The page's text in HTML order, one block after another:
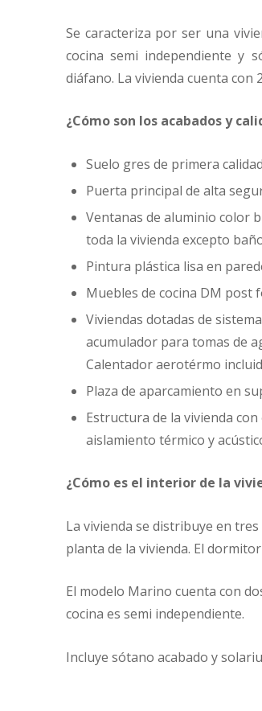
Se caracteriza por ser una
cocina semi independiente y
diáfano. La vivienda cuenta con
¿Cómo son los acabados y
Suelo gres de primera
Puerta principal de alta
Ventanas de aluminio color
toda la vivienda excepto
Pintura plástica lisa en
Muebles de cocina DM post
Viviendas dotadas de
acumulador para tomas de
Calentador aerotérmo
Plaza de aparcamiento en
Estructura de la vivienda
aislamiento térmico y
¿Cómo es el interior de la
La vivienda se distribuye en
planta de la vivienda. El
El modelo Marino cuenta con
cocina es semi independiente.
Incluye sótano acabado y